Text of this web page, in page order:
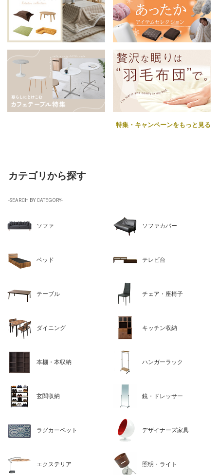
特集・キャンペーンをもっと見る
カテゴリから探す
-SEARCH BY CATEGORY-
ソファ ソファカバー
ベッド テレビ台
テーブル チェア・座椅子
ダイニング キッチン収納
本棚・本収納 ハンガーラック
玄関収納 鏡・ドレッサー
ラグカーペット デザイナーズ家具
エクステリア 照明・ライト